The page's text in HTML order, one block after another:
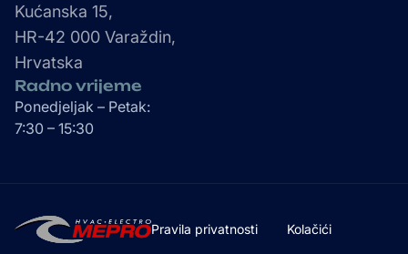
Kućanska 15,
HR-42 000 Varaždin,
Hrvatska
Radno vrijeme
Ponedjeljak – Petak:
7:30 – 15:30
Pravila privatnosti Kolačići